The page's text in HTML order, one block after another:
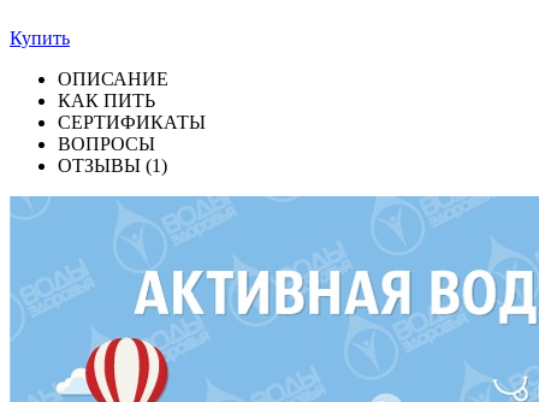
Купить
ОПИСАНИЕ
КАК ПИТЬ
СЕРТИФИКАТЫ
ВОПРОСЫ
ОТЗЫВЫ (1)